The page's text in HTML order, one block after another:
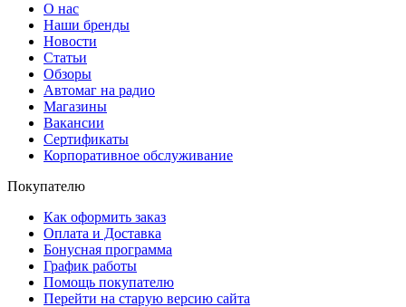
О нас
Наши бренды
Новости
Статьи
Обзоры
Автомаг на радио
Магазины
Вакансии
Сертификаты
Корпоративное обслуживание
Покупателю
Как оформить заказ
Оплата и Доставка
Бонусная программа
График работы
Помощь покупателю
Перейти на старую версию сайта